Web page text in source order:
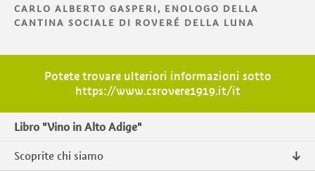
CARLO ALBERTO GASPERI, ENOLOGO DELLA
CANTINA SOCIALE DI ROVERÉ DELLA LUNA
Potete trovare ulteriori informazioni sotto
https://www.csrovere1919.it/it
Libro "Vino in Alto Adige"
Scoprite chi siamo